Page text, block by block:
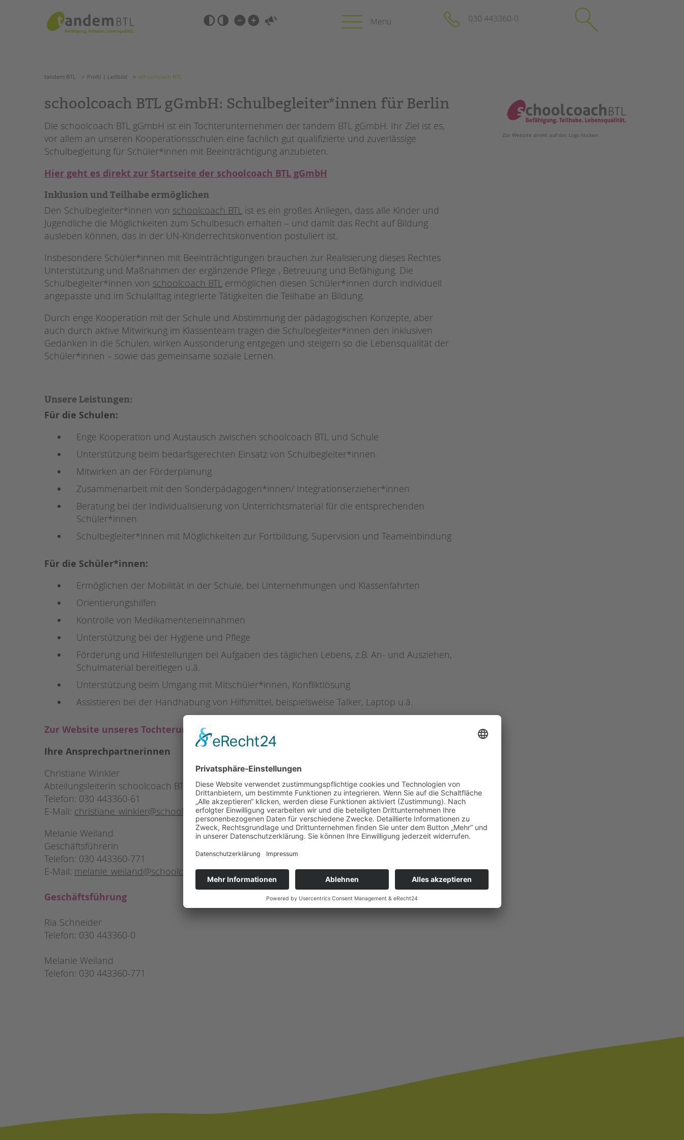
Barrierefrei-
Einstellungen
überspringen
ANGEBOTE
SCHULE & GANZTAG
Grundschulen
Oberschulen
Förderzentren
Kollegs
Schulbezogene Sozialarbeit
Tagesgruppen
EINGLIEDERUNGSHILFE
Zertfikatskurse
Seminarkalender
Seminarräume
Kinder- und Jugendschutz
Unsere Videos
Gesellschafter VdK
tandem international
tandem als Arbeitgeberin
PRESSE
Magazin
Impressum
Hinweisgebersystem
tandem BTL Profil | Leitbild schließen
030 443360-0
Suchen
tandem BTL Profil | Leitbild schoolcoach BTL
schoolcoach BTL gGmbH: Schulbegleiter*innen für Berlin
Die schoolcoach BTL gGmbH ist ein Tochterunternehmen der tandem BTL gGmbH. Ihr Ziel ist es,
vor allem an unseren Kooperationsschulen eine fachlich gut qualifizierte und zuverlässige
Schulbegleitung für Schüler*innen mit Beeinträchtigung anzubieten.
Hier geht es direkt zur Startseite der schoolcoach BTL gGmbH
Zur Website direkt auf das Logo klicken
Inklusion und Teilhabe ermöglichen
Den Schulbegleiter*innen von schoolcoach BTL ist es ein großes Anliegen, dass alle Kinder und
Jugendliche die Möglichkeiten zum Schulbesuch erhalten – und damit das Recht auf Bildung
ausleben können, das in der UN-Kinderrechtskonvention postuliert ist.
Insbesondere Schüler*innen mit Beeinträchtigungen brauchen zur Realisierung dieses Rechtes
Unterstützung und Maßnahmen der ergänzende Pflege , Betreuung und Befähigung. Die
Schulbegleiter*innen von schoolcoach BTL ermöglichen diesen Schüler*innen durch individuell
angepasste und im Schulalltag integrierte Tätigkeiten die Teilhabe an Bildung.
Durch enge Kooperation mit der Schule und Abstimmung der pädagogischen Konzepte, aber
auch durch aktive Mitwirkung im Klassenteam tragen die Schulbegleiter*innen den inklusiven
Gedanken in die Schulen, wirken Aussonderung entgegen und steigern so die Lebensqualität der
Schüler*innen – sowie das gemeinsame soziale Lernen.
Unsere Leistungen:
Für die Schulen:
Enge Kooperation und Austausch zwischen schoolcoach BTL und Schule
Unterstützung beim bedarfsgerechten Einsatz von Schulbegleiter*innen
Mitwirken an der Förderplanung
Zusammenarbeit mit den Sonderpädagogen*innen/ Integrationserzieher*innen
Beratung bei der Individualisierung von Unterrichtsmaterial für die entsprechenden
Schüler*innen
Schulbegleiter*innen mit Möglichkeiten zur Fortbildung, Supervision und Teameinbindung
Für die Schüler*innen:
Ermöglichen der Mobilität in der Schule, bei Unternehmungen und Klassenfahrten
Orientierungshilfen
Kontrolle von Medikamenteneinnahmen
Unterstützung bei der Hygiene und Pflege
Förderung und Hilfestellungen bei Aufgaben des täglichen Lebens, z.B. An- und Ausziehen,
Schulmaterial bereitlegen u.ä.
Unterstützung beim Umgang mit Mitschüler*innen, Konfliktlösung
Assistieren bei der Handhabung von Hilfsmittel, beispielsweise Talker, Laptop u.ä.
Zur Website unseres Tochterunternehmens
Ihre Ansprechpartnerinnen
Christiane Winkler
Abteilungsleiterin schoolcoach BTL gGmbH
Telefon: 030 443360-61
E-Mail: christiane_winkler@schoolcoachbtl.de
Melanie Weiland
Geschäftsführerin
Telefon: 030 443360-771
E-Mail: melanie_weiland@schoolcoachbtl.de
Geschäftsführung
Ria Schneider
Telefon: 030 443360-0
Melanie Weiland
Telefon: 030 443360-771